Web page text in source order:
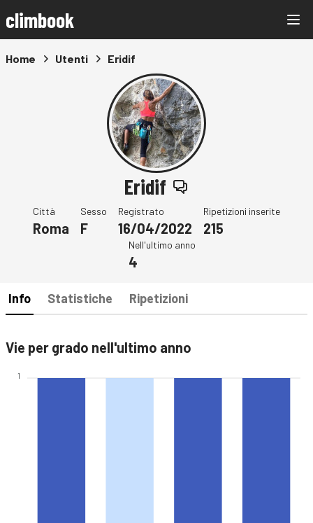
climbook
Home Utenti Eridif
Eridif
Città
Roma
Sesso
F
Registrato
16/04/2022
Ripetizioni inserite
215
Nell'ultimo anno
4
Info Statistiche Ripetizioni
Vie per grado nell'ultimo anno
1